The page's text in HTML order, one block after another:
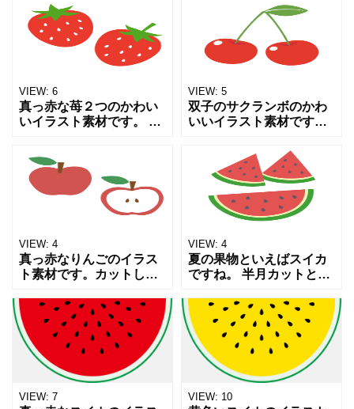
さい。 JPG、透過PNG、
aiデータを同梱していま
す。 利用規約を
使いいただけるかなと思
います。 JPG、透過
PNG、aiデータを同梱
VIEW: 6
真っ赤な苺２つのかわい
いイラスト素材です。 い
がでしょうか。 JPG、透
過PNG、aiデータを同梱
しています。 利用
VIEW: 5
双子のサクランボのかわ
いいイラスト素材です。
ンボの商品のイメージカ
ットなどにいかがでしょ
うか。 JPG、透過PNG、
aiデータを同梱して
VIEW: 4
真っ赤なりんごのイラス
ト素材です。カットした
ね。 ワンポイントにお使
いいただけたらと思いま
す。 JPG、透過PNG、ai
形式のデータを同梱し
VIEW: 4
夏の果物といえばスイカ
ですね。 半月カットと三
す。 ワンポイントとして
お使いください。 JPG、
透過PNG、ai形式のデー
タを同梱しています
VIEW: 7 VIEW: 10